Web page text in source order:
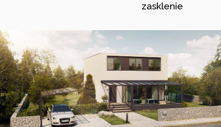
zasklenie